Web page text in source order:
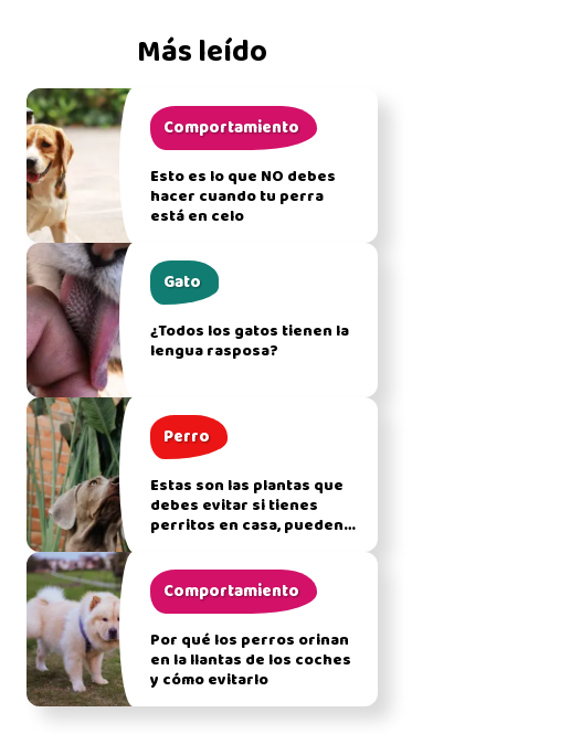
Más leído
Comportamiento
Esto es lo que NO debes
hacer cuando tu perra
está en celo
Gato
¿Todos los gatos tienen la
lengua rasposa?
Perro
Estas son las plantas que
debes evitar si tienes
perritos en casa, pueden
Comportamiento
Por qué los perros orinan
en la llantas de los coches
y cómo evitarlo